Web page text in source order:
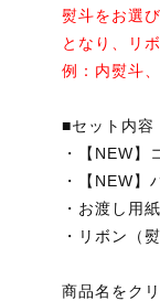
熨斗をお選
となり、リ
例：内熨斗
■セット内容
・【NEW】
・【NEW】
・お渡し用
・リボン（
商品名をク